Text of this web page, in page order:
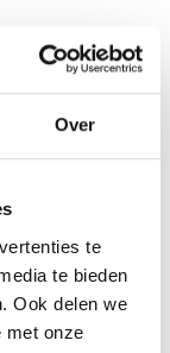
Over
te
te bieden
Ook delen we
met onze
met